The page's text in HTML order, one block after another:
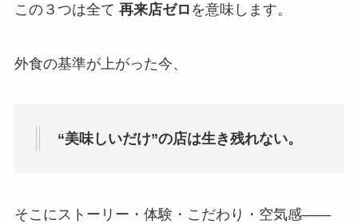
この３つは全て 再来店ゼロ を意味します。
外食の基準が上がった今、
“美味しいだけ”の店は生き残れない。
そこにストーリー・体験・こだわり・空気感――